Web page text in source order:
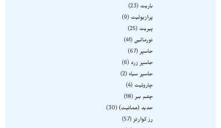
باریت
23
پرازیولیت
9
پیریت
25
تورمالین 41
جاسپر 67
جاسپر زرد
6
جاسپر سیاه
2
چاروئیت
4
چشم ببر 18
حدید (هماتیت) 30
رز کوارتز 57